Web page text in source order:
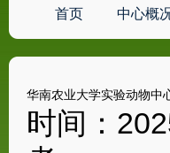
首页 中心概
华南农业大学实验动物中
时间：